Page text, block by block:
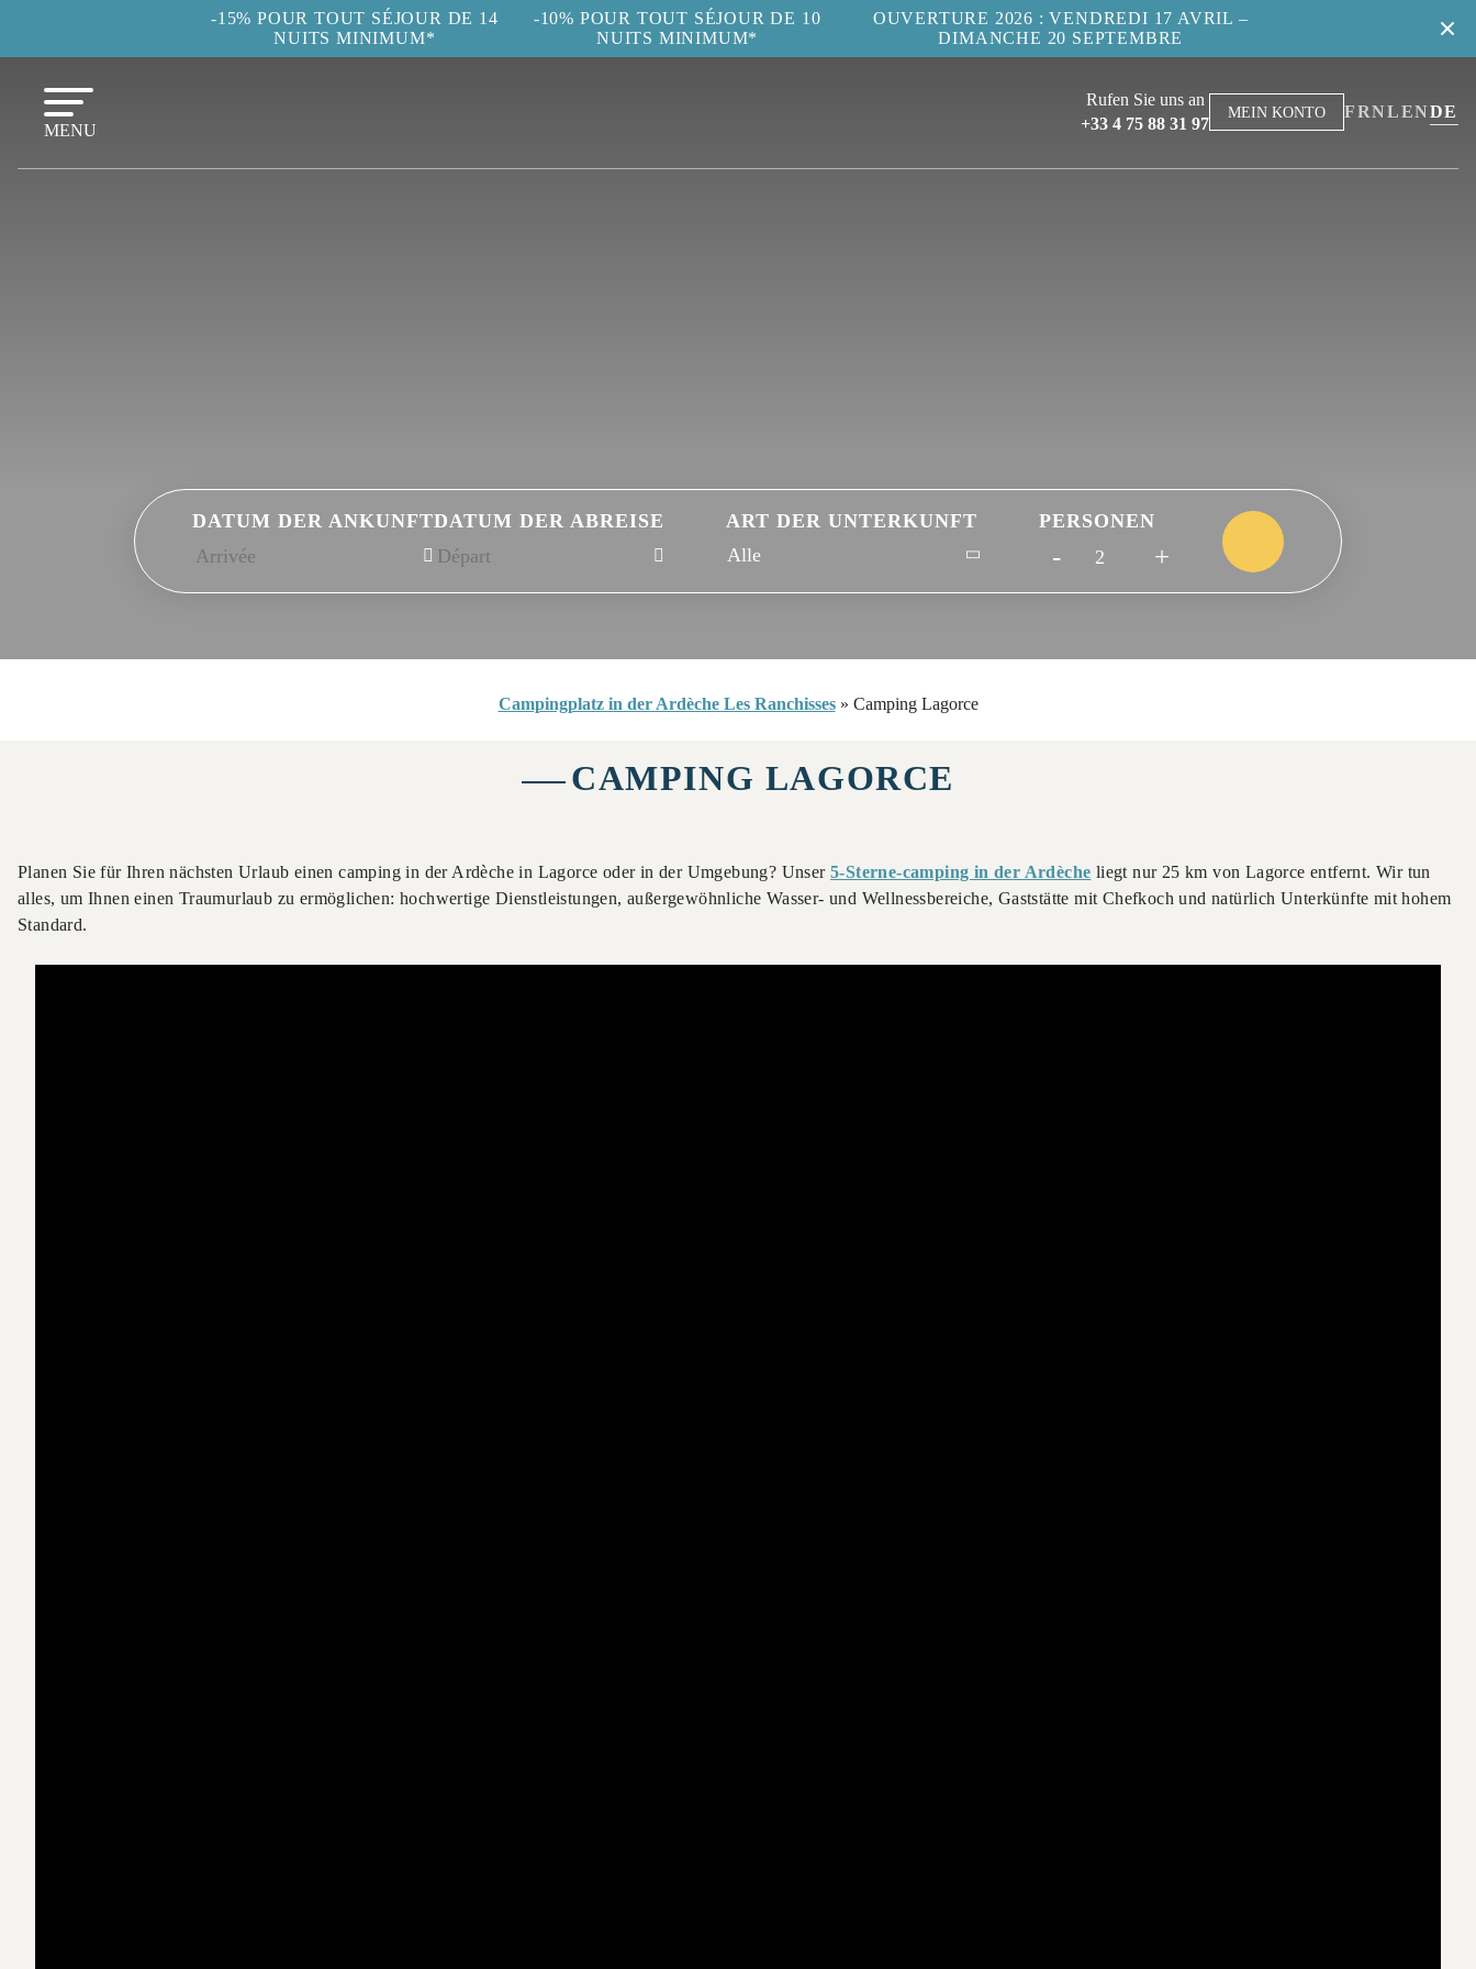
-15% POUR TOUT SÉJOUR DE 14
NUITS MINIMUM*
-10% POUR TOUT SÉJOUR DE 10
NUITS MINIMUM*
OUVERTURE 2026 : VENDREDI 17 AVRIL –
DIMANCHE 20 SEPTEMBRE
MENU
Rufen Sie uns an
+33 4 75 88 31 97
MEIN KONTO FR EN
NL DE
DATUM DER ANKUNFTDATUM DER ABREISE ART DER UNTERKUNFT PERSONEN
- +
Campingplatz in der Ardèche Les Ranchisses» Camping Lagorce
CAMPING LAGORCE
Planen Sie für Ihren nächsten Urlaub einen camping in der Ardèche in Lagorce oder in der Umgebung? Unser 5-Sterne-camping in der Ardèche liegt nur 25 km von Lagorce entfernt. Wir tun
alles, um Ihnen einen Traumurlaub zu ermöglichen: hochwertige Dienstleistungen, außergewöhnliche Wasser- und Wellnessbereiche, Gaststätte mit Chefkoch und natürlich Unterkünfte mit hohem
Standard.